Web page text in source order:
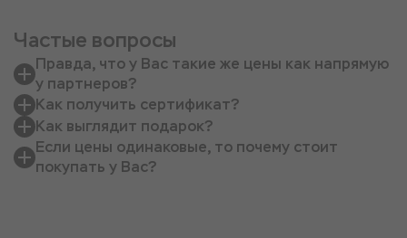
Частые вопросы
Правда, что у Вас такие же цены как напрямую
у партнеров?
Как получить сертификат?
Как выглядит подарок?
Если цены одинаковые, то почему стоит
покупать у Вас?